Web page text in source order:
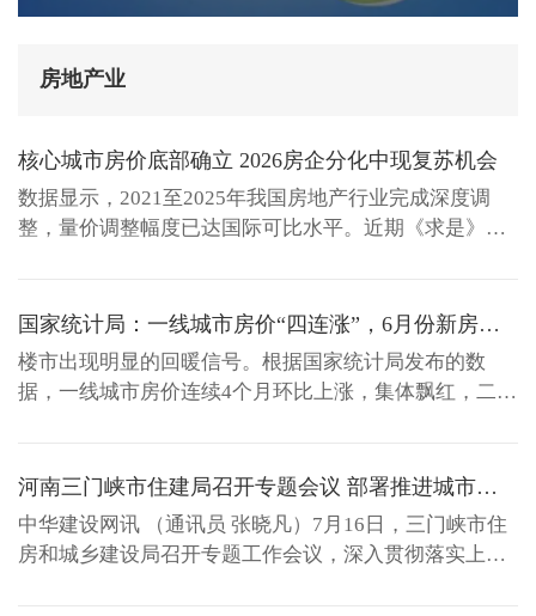
房地产业
核心城市房价底部确立 2026房企分化中现复苏机会
数据显示，2021至2025年我国房地产行业完成深度调
整，量价调整幅度已达国际可比水平。近期《求是》杂
提升列为重点。上海二手房市场量价双双改善，核心城
市供给收缩下楼市寻底更为健康。 一份研报观点认为，
房地产正进入...
国家统计局：一线城市房价“四连涨”，6月份新房价格上涨城市增至20城
楼市出现明显的回暖信号。根据国家统计局发布的数
据，一线城市房价连续4个月环比上涨，集体飘红，二线
日，国务院正式批复印发《扩大消费十五五规划》（下
称《规划》），这是国内首份以扩大消费为核心主题的
五年专项规划...
河南三门峡市住建局召开专题会议 部署推进城市排水防涝、民生信访治理、12345热线办理三项重点工作
中华建设网讯 （通讯员 张晓凡）7月16日，三门峡市住
房和城乡建设局召开专题工作会议，深入贯彻落实上级